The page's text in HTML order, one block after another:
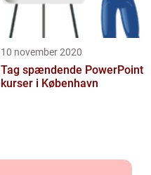
10 november 2020
Tag spændende PowerPoint
kurser i København